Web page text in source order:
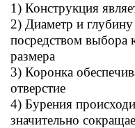
1) Конструкция
2) Диаметр и глубину
посредством выбора
размера
3) Коронка
отверстие
4) Бурения
значительно